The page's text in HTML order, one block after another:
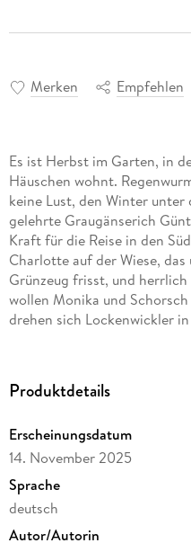
Merken Empfehlen
Es ist Herbst im Garten, in
Häuschen wohnt.
keine Lust, den Winter
gelehrte Graugänserich
Kraft für die Reise in den
Charlotte auf der Wiese,
Grünzeug frisst, und
wollen Monika und
drehen sich Lockenwickler
grüne Kappe weg. Hat
verschluckt?
Spieldauer ca. 47 Minuten
Inhaltsverzeichnis
Produktdetails
Erscheinungsdatum
14. November 2025
Sprache
deutsch
Autor/Autorin